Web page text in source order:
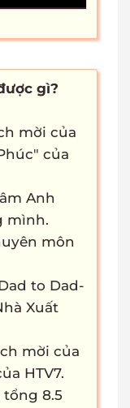
gì?
mời của
của
Anh
mình.
môn
to Dad-
Xuất
mời của
HTV7.
tổng 8.5